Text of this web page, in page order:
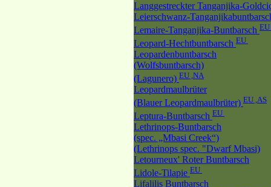
Langgestreckter Tanganjika-
Leierschwanz-
Lemaire-Tanganjika-Buntbarsch EU
Leopard-Hechtbuntbarsch EU
Leopardenbuntbarsch
(Wolfsbuntbarsch)
(Lagunero) EU ,NA
Leopardmaulbrüter
(Blauer Leopardmaulbrüter) EU ,AS
Leptura-Buntbarsch EU
Lethrinops-Buntbarsch
(spec. „Mbasi Creek“)
(Lethrinops spec. "Dwarf Mbasi)
Letourneux' Roter Buntbarsch
Lidole-Tilapie EU
Lifalilis Buntbarsch